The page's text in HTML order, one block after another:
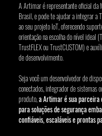
A Artimar é representante oficial da
Brasil, e pode te ajudar a integrar a
ao seu projeto IoT, oferecendo
orientação na escolha do nível ideal
TrustFLEX ou TrustCUSTOM) e
de desenvolvimento.
Seja você um desenvolvedor de
conectados, integrador de sistemas
produto, a Artimar é sua parceira
para soluções de segurança
confiáveis, escaláveis e prontas